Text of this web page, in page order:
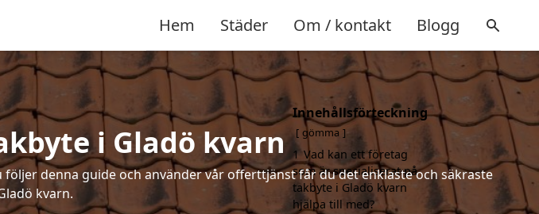
Hem Städer Om / kontakt Blogg
i Gladö kvarn
denna guide och använder vår offerttjänst får du det enklaste och säkraste
kvarn.
Innehållsförteckning
gömma
1 Vad kan ett företag
som är specialiserat på
takbyte i Gladö kvarn
hjälpa till med?